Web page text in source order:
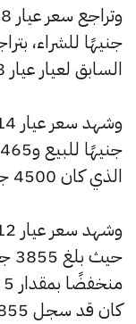
السابق لعيار عيار 18.
الذي كان 4500 جنيهًا للبيع و4465 جنيهًا للشراء.
كان قد سجل 3855 جنيهًا للبيع و 3830 جنيهًا للشراء.